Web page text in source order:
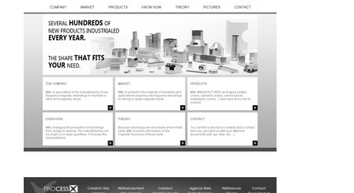
~256€/mois économisés d'annonces commerciales